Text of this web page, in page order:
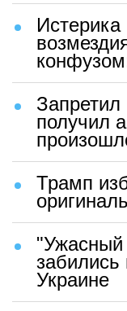
Истерика
получил
Трамп
забились
Украине